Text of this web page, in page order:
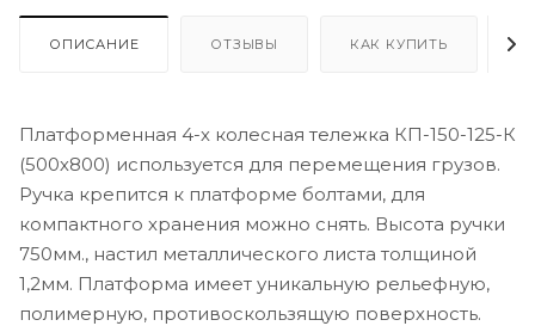
ОПИСАНИЕ ОТЗЫВЫ КАК КУПИТЬ
Платформенная 4-х колесная тележка КП-150-125-К
(500х800) используется для перемещения грузов.
Ручка крепится к платформе болтами, для
компактного хранения можно снять. Высота ручки
750мм., настил металлического листа толщиной
1,2мм. Платформа имеет уникальную рельефную,
полимерную, противоскользящую поверхность.